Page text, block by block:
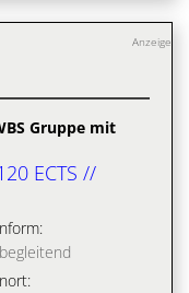
Anzeige
Gruppe mit
ECTS //